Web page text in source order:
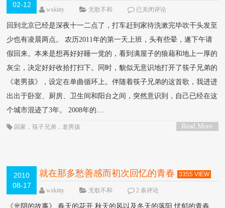
02-12
VIEWwxkitty 无歌不和 已关闭评论
回到北京已经是深夜十一二点了，打车赶到家待洗漱完毕吹干头发至
少也有凌晨两点。 农历2011年的第一天上班，头有些晕，遂下午请
假回来。本来是想再好好睡一觉的，看到满屋子的狼藉和地上一厚的
灰尘，决定好好收拾打扫下。同时，貌似无意识地打开了筷子兄弟的
《老男孩》，设定在单曲循环上。伴随着筷子兄弟的这首歌，我进进
出出于卧室、厨房、卫生间和阳台之间，突然意识到，自己已经在这
个城市混迹了3年。 2008年的....
Read More
回家 ，筷子兄弟 ，老男孩
2010
08-17
就在那多愁善感而初次回忆的青春 3355 VIEW
wxkitty 无歌不和 2 条评论
《光阴的故事》 春天的花开 秋天的风以及冬天的落阳 忧郁的青春